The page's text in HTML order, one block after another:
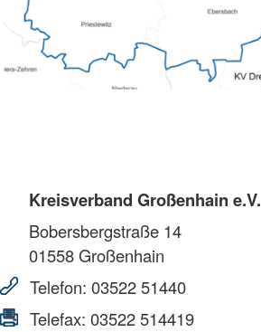
Kreisverband Großenhain e.V.
Bobersbergstraße 14
01558Großenhain
Telefon: 03522 51440
Telefax: 03522 514419